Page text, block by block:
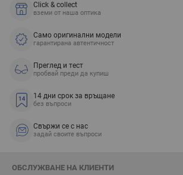
Click & collect
вземи от наша оптика
Само оригинални модели
гарантирана автентичност
Преглед и тест
пробвай преди да купиш
14 дни срок за връщане
без въпроси
Свържи се с нас
задай своите въпроси
ОБСЛУЖВАНЕ НА КЛИЕНТИ